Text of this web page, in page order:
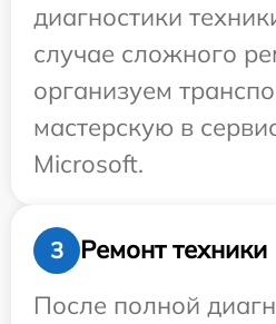
диагностики
случае сложного
организуем
мастерскую в
Microsoft.
3
Ремонт техники
После полной